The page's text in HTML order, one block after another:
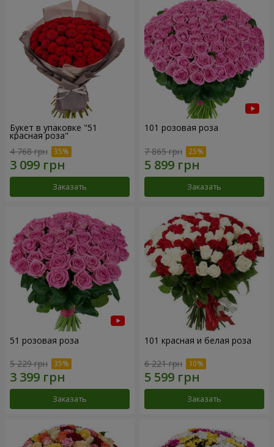
Букет в упаковке "51
красная роза"
4 768 грн
Заказать
101 розовая роза
7 865 грн
Заказать
51 розовая роза
5 229 грн
Заказать
101 красная и белая роза
6 221 грн
Заказать